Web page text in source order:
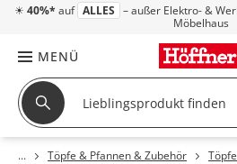
☀ 40%* auf ALLES – außer Elektro- &
Möbelhaus
MENÜ
Töpfe & Pfannen & Zubehör Töpfe